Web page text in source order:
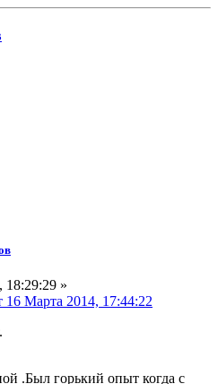
18:29:29 »
Марта 2014, 17:44:22
.Был горький опыт когда с